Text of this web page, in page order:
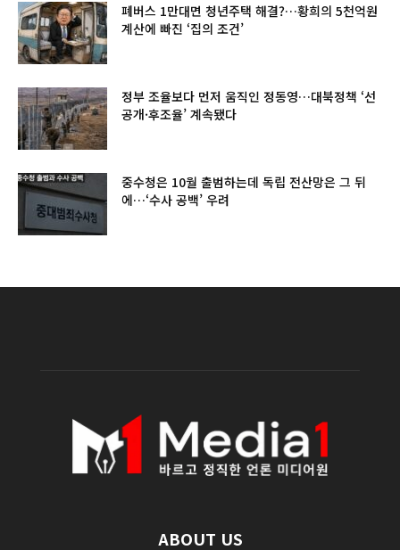
폐버스 1만대면 청년주택 해결?…황희의 5천억원
계산에 빠진 ‘집의 조건’
정부 조율보다 먼저 움직인 정동영…대북정책 ‘선
공개·후조율’ 계속됐다
중수청은 10월 출범하는데 독립 전산망은 그 뒤
에…‘수사 공백’ 우려
ABOUT US